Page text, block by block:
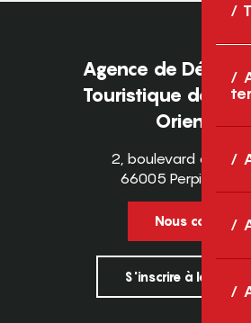
Agence de
Touristique des
Orientales
2, boulevard des
66005 Perpignan
Nous contacter
S'inscrire à la